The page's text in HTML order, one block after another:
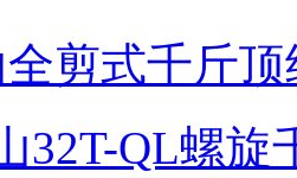
全剪式千斤
32T-QL螺旋